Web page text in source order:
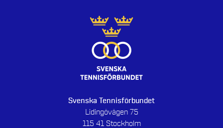
Svenska Tennisförbundet
Lidingövägen 75
115 41 Stockholm